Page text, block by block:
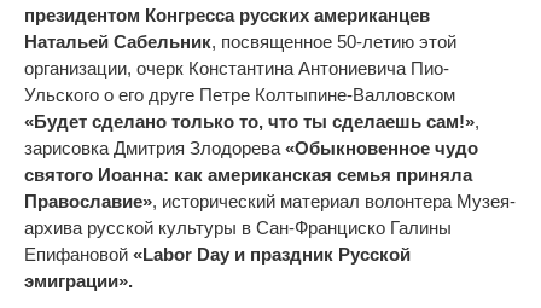
президентом Конгресса русских американцев
Натальей Сабельник, посвященное 50-летию этой
организации, очерк Константина Антониевича Пио-
Ульского о его друге Петре Колтыпине-Валловском
«Будет сделано только то, что ты сделаешь сам!»,
зарисовка Дмитрия Злодорева «Обыкновенное чудо
святого Иоанна: как американская семья приняла
Православие», исторический материал волонтера Музея-
архива русской культуры в Сан-Франциско Галины
Епифановой «Labor Day и праздник Русской
эмиграции».